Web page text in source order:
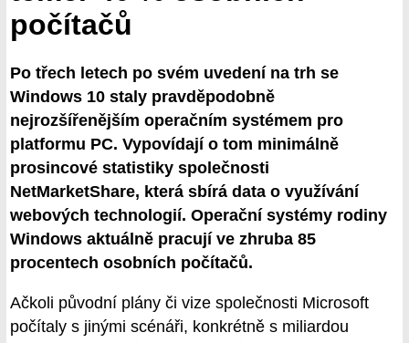
počítačů
Po třech letech po svém uvedení na trh se
Windows 10 staly pravděpodobně
nejrozšířenějším operačním systémem pro
platformu PC. Vypovídají o tom minimálně
prosincové statistiky společnosti
NetMarketShare, která sbírá data o využívání
webových technologií. Operační systémy rodiny
Windows aktuálně pracují ve zhruba 85
procentech osobních počítačů.
Ačkoli původní plány či vize společnosti Microsoft
počítaly s jinými scénáři, konkrétně s miliardou